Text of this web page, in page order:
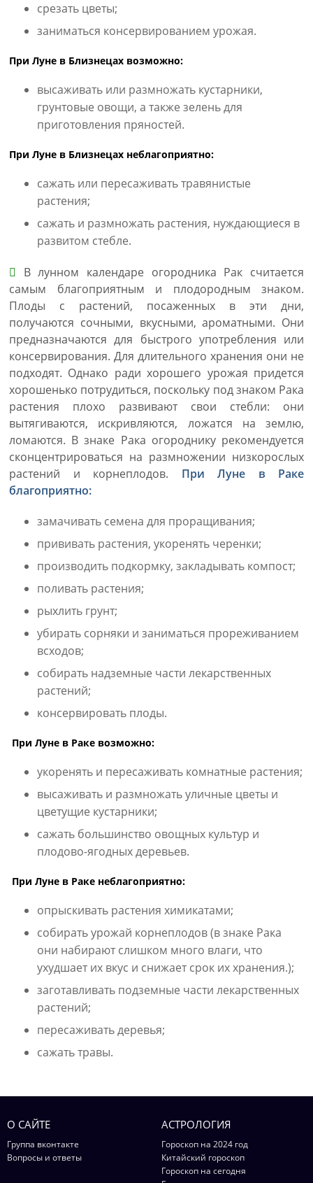
срезать цветы;
заниматься консервированием урожая.
При Луне в Близнецах возможно:
высаживать или размножать кустарники,
грунтовые овощи, а также зелень для
приготовления пряностей.
При Луне в Близнецах неблагоприятно:
сажать или пересаживать травянистые
растения;
сажать и размножать растения, нуждающиеся в
развитом стебле.
В лунном календаре огородника Рак считается
самым благоприятным и плодородным знаком.
Плоды с растений, посаженных в эти дни,
получаются сочными, вкусными, ароматными. Они
предназначаются для быстрого употребления или
консервирования. Для длительного хранения они не
подходят. Однако ради хорошего урожая придется
хорошенько потрудиться, поскольку под знаком Рака
растения плохо развивают свои стебли: они
вытягиваются, искривляются, ложатся на землю,
ломаются. В знаке Рака огороднику рекомендуется
сконцентрироваться на размножении низкорослых
растений и корнеплодов. При Луне в Раке
благоприятно:
замачивать семена для проращивания;
прививать растения, укоренять черенки;
производить подкормку, закладывать компост;
поливать растения;
рыхлить грунт;
убирать сорняки и заниматься прореживанием
всходов;
собирать надземные части лекарственных
растений;
консервировать плоды.
При Луне в Раке возможно:
укоренять и пересаживать комнатные растения;
высаживать и размножать уличные цветы и
цветущие кустарники;
сажать большинство овощных культур и
плодово-ягодных деревьев.
При Луне в Раке неблагоприятно:
опрыскивать растения химикатами;
собирать урожай корнеплодов (в знаке Рака
они набирают слишком много влаги, что
ухудшает их вкус и снижает срок их хранения.);
заготавливать подземные части лекарственных
растений;
пересаживать деревья;
сажать травы.
О САЙТЕ
Группа вконтакте
Вопросы и ответы
АСТРОЛОГИЯ
Гороскоп на 2024 год
Китайский гороскоп
Гороскоп на сегодня